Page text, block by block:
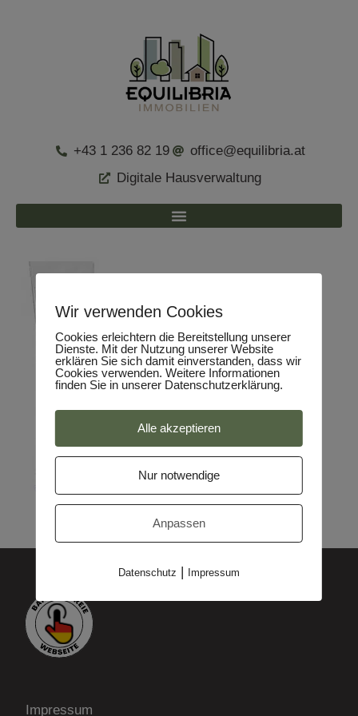
+43 1 236 82 19
office@equilibria.at
Digitale Hausverwaltung
Impressum
Wir verwenden Cookies
Cookies erleichtern die Bereitstellung unserer
Dienste. Mit der Nutzung unserer Website
erklären Sie sich damit einverstanden, dass wir
Cookies verwenden. Weitere Informationen
finden Sie in unserer Datenschutzerklärung.
Alle akzeptieren
Nur notwendige
Anpassen
Datenschutz | Impressum